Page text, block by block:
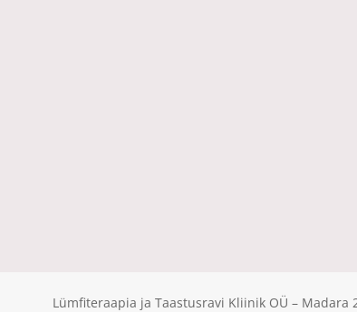
Lümfiteraapia ja Taastusravi Kliinik OÜ – Madara